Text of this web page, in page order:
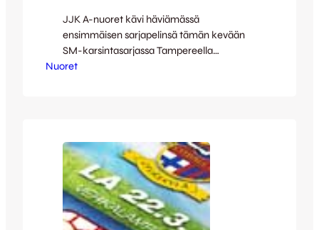
JJK A-nuoret kävi häviämässä
ensimmäisen sarjapelinsä tämän kevään
SM-karsintasarjassa Tampereella
sunnuntaina 23.3. Jalkapalloilullisesti ottelu
urheilulajeja molemmat ei siinä mitään,
tavoite kuitenkin on ollut kehittää peliä
joten siinä epäonnistuimme kuluneen
viikon osalta. Ottelun avausjakso oli
tasainen, varsinaiset huippupaikat
puuttuivat…
Nuoret